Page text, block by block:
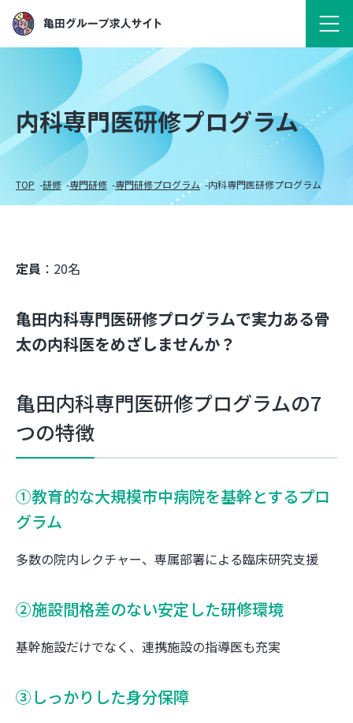
内科専門医研修プログラム
TOP 研修 専門研修 専門研修プログラム 内科専門医研修プログラム
定員 ：20名
亀田内科専門医研修プログラムで実力ある骨
太の内科医をめざしませんか？
亀田内科専門医研修プログラムの7
つの特徴
①教育的な大規模市中病院を基幹とするプロ
グラム
多数の院内レクチャー、専属部署による臨床研究支援
②施設間格差のない安定した研修環境
基幹施設だけでなく、連携施設の指導医も充実
③しっかりした身分保障